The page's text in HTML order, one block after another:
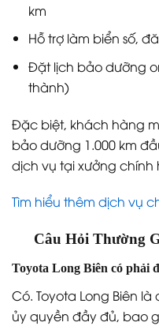
km
Hỗ trợ làm biển số,
Đặt lịch bảo dưỡng
thành)
Đặc biệt, khách hàng
bảo dưỡng 1.000 km
dịch vụ tại xưởng chính
Tìm hiểu thêm dịch vụ
Câu Hỏi Thường
Toyota Long Biên có phải
Có. Toyota Long Biên là
ủy quyền đầy đủ, bao